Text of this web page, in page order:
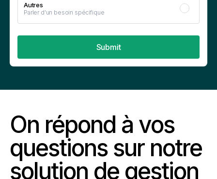
Autres
Parler d'un besoin spécifique
On répond à vos
questions sur notre
solution de gestion